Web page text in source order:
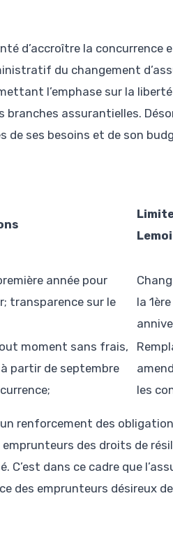
d’accroître la concurrence
du changement
l’emphase sur la
branches assurantielles.
de ses besoins et de son
année pour
transparence sur le
la
moment sans frais,
partir de septembre
les
renforcement des
des droits de
dans ce cadre que
des emprunteurs désireux